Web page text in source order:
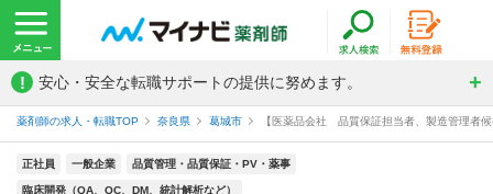
! 安心・安全な転職サポートの提供に努めます。
薬剤師の求人・転職TOP 奈良県 葛城市 【医薬品会社 品質保証担当者、製造管理者
正社員 一般企業 品質管理・品質保証・PV・薬事
臨床開発（QA、QC、DM、統計解析など）